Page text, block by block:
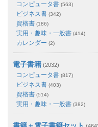
コンピュータ書 (563)
ビジネス書 (342)
資格書 (186)
実用・趣味・一般書 (414)
カレンダー (2)
電子書籍 (2032)
コンピュータ書 (817)
ビジネス書 (403)
資格書 (514)
実用・趣味・一般書 (382)
書籍＋電子書籍セット